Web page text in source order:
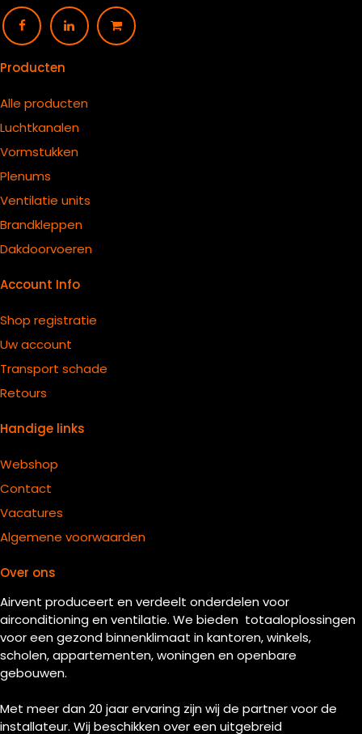
Producten
Alle producten
Luchtkanalen
Vormstukken
Plenums
Ventilatie units
Brandkleppen
Dakdoorvoeren
Account Info
Shop registratie
Uw account
Transport schade
Retours
Handige links
Webshop
Contact
Vacatures
Algemene voorwaarden
Over ons
Airvent produceert en verdeelt onderdelen voor
airconditioning en ventilatie. We bieden totaaloplossingen
voor een gezond binnenklimaat in kantoren, winkels,
scholen, appartementen, woningen en openbare
gebouwen.
Met meer dan 20 jaar ervaring zijn wij de partner voor de
installateur. Wij beschikken over een uitgebreid